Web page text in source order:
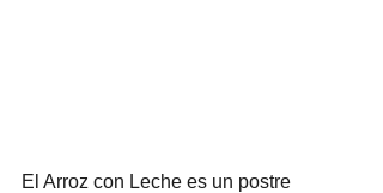
El Arroz con Leche es un postre